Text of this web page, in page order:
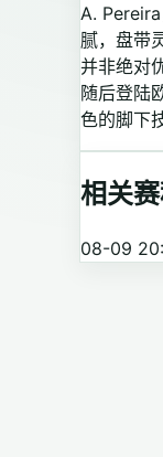
A.
腻，盘带
并非绝对
随后登陆
色的脚下
相关
08-09